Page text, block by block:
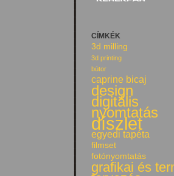
CÍMKÉK
3d milling
3d printing
bútor
caprine bicaj
design
digitális
nyomtatás
díszlet
egyedi tapéta
filmset
fotónyomtatás
grafikai és